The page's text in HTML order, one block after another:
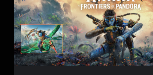
o
n
e
D
a
l
l